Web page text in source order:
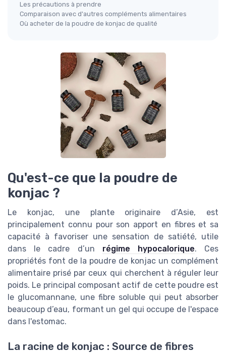
Les précautions à prendre
Comparaison avec d'autres compléments alimentaires
Où acheter de la poudre de konjac de qualité
Qu'est-ce que la poudre de
konjac ?
Le konjac, une plante originaire d’Asie, est
principalement connu pour son apport en fibres et sa
capacité à favoriser une sensation de satiété, utile
dans le cadre d’un régime hypocalorique. Ces
propriétés font de la poudre de konjac un complément
alimentaire prisé par ceux qui cherchent à réguler leur
poids. Le principal composant actif de cette poudre est
le glucomannane, une fibre soluble qui peut absorber
beaucoup d’eau, formant un gel qui occupe de l'espace
dans l'estomac.
La racine de konjac : Source de fibres